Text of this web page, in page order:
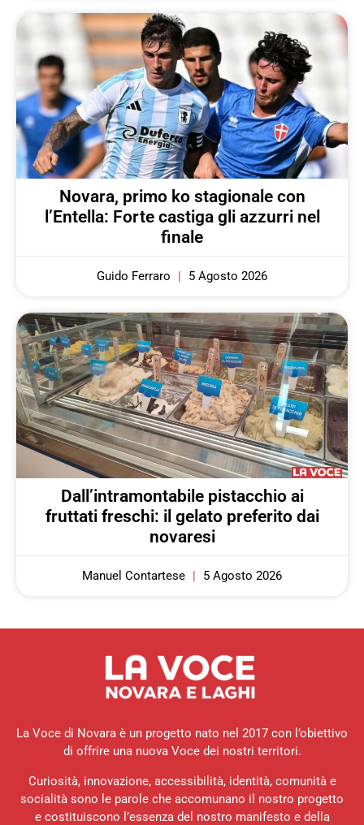
Novara, primo ko stagionale con
l’Entella: Forte castiga gli azzurri nel
finale
Guido Ferraro 5 Agosto 2026
Dall’intramontabile pistacchio ai
fruttati freschi: il gelato preferito dai
novaresi
Manuel Contartese 5 Agosto 2026
La Voce di Novara è un progetto nato nel 2017 con l’obiettivo
di offrire una nuova Voce dei nostri territori.
Curiosità, innovazione, accessibilità, identità, comunità e
socialità sono le parole che accomunano il nostro progetto
e costituiscono l’essenza del nostro manifesto e della